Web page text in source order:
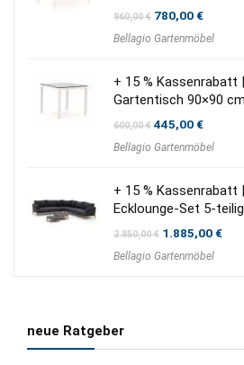
960,00€ Ursprünglicher
war:
780,00€
ist:
Bellagio Gartenmöbel
+ 15 % Kassenrabatt
Gartentisch 90×90 cm
600,00€ Ursprünglicher
war:
445,00€
ist:
Bellagio Gartenmöbel
+ 15 % Kassenrabatt
Ecklounge-Set 5-teilig
2.850,00€ Ursprünglicher
war:
1.885,00€
Bellagio Gartenmöbel
neue Ratgeber